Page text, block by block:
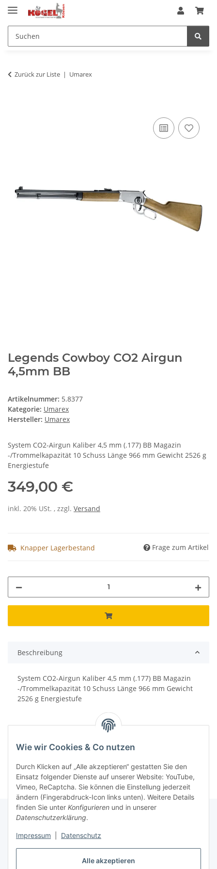
Alle akzeptieren
Wie wir Cookies & Co nutzen
Durch Klicken auf „Alle akzeptieren“ gestatten Sie den
Einsatz folgender Dienste auf unserer Website: YouTube,
Vimeo, ReCaptcha. Sie können die Einstellung jederzeit
ändern (Fingerabdruck-Icon links unten). Weitere Details
finden Sie unter Konfigurieren und in unserer
Datenschutzerklärung.
Impressum Datenschutz
Zurück zur Liste Umarex
Legends Cowboy CO2 Airgun
4,5mm BB
Artikelnummer: 5.8377
Kategorie: Umarex
Hersteller: Umarex
System CO2-Airgun Kaliber 4,5 mm (.177) BB Magazin
-/Trommelkapazität 10 Schuss Länge 966 mm Gewicht 2526 g
Energiestufe
349,00 €
inkl. 20% USt. , zzgl. Versand
Knapper Lagerbestand Frage zum Artikel
Beschreibung
System CO2-Airgun Kaliber 4,5 mm (.177) BB Magazin
-/Trommelkapazität 10 Schuss Länge 966 mm Gewicht
2526 g Energiestufe
Informationen
Gesetzliche Informationen